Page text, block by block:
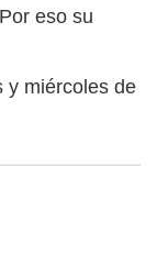
eso su
y miércoles de